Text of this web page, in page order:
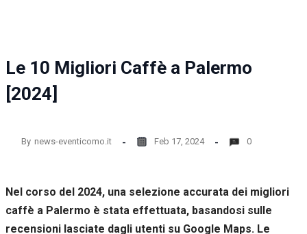
Le 10 Migliori Caffè a Palermo
[2024]
By news-eventicomo.it Feb 17, 2024 0
Nel corso del 2024, una selezione accurata dei migliori
caffè a Palermo è stata effettuata, basandosi sulle
recensioni lasciate dagli utenti su Google Maps. Le